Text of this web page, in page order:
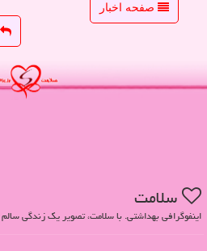
صفحه اخبار
سلامت
اینفوگرافی بهداشتی. با سلامت، تصویر یک زندگی